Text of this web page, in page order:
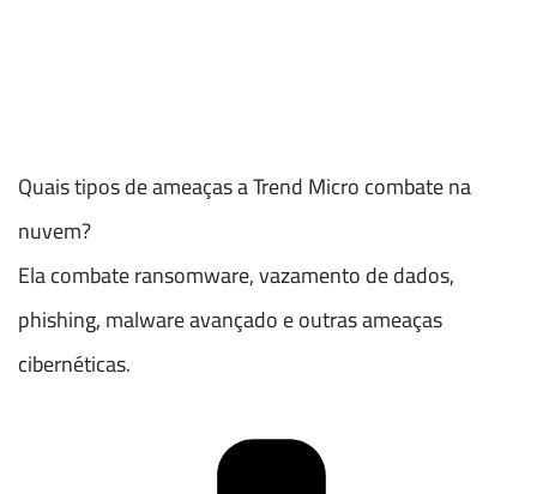
Quais tipos de ameaças a Trend Micro combate na
nuvem?
Ela combate ransomware, vazamento de dados,
phishing, malware avançado e outras ameaças
cibernéticas.